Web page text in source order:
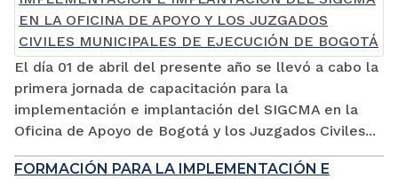
El día 01 de abril del presente año se llevó a cabo la
primera jornada de capacitación para la
implementación e implantación del SIGCMA en la
Oficina de Apoyo de Bogotá y los Juzgados Civiles...
FORMACIÓN PARA LA IMPLEMENTACIÓN E